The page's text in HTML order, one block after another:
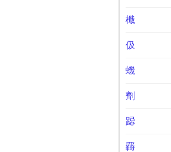
檝
伋
蟣
劑
跽
覉